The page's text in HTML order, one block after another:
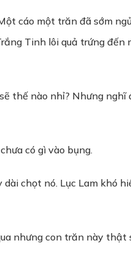
cáo một trăn đã sớm
Tinh lôi quả trứng đến
thế nào nhỉ? Nhưng nghĩ
có gì vào bụng.
chọt nó. Lục Lam khó
nhưng con trăn này thật